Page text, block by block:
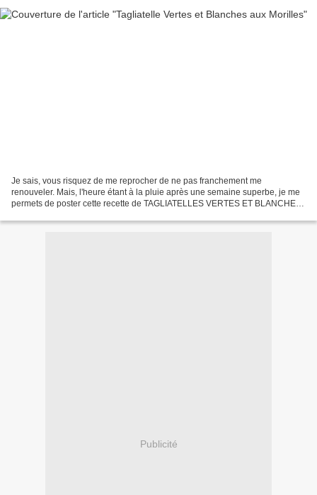
Je sais, vous risquez de me reprocher de ne pas franchement me
renouveler. Mais, l'heure étant à la pluie après une semaine superbe, je me
permets de poster cette recette de TAGLIATELLES VERTES ET BLANCHES
Publicité